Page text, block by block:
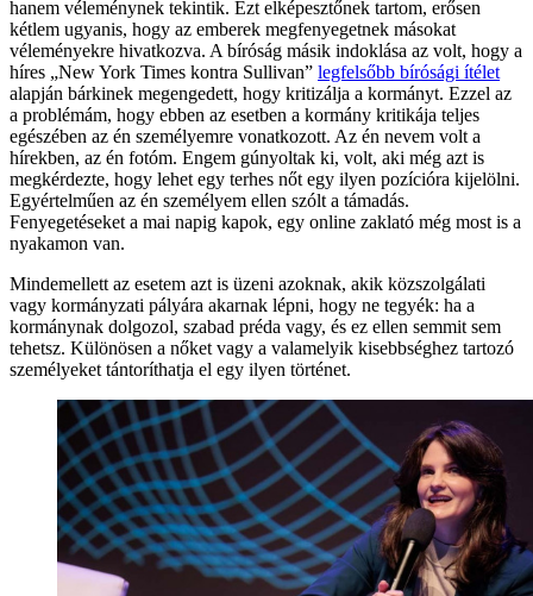
hanem véleménynek tekintik. Ezt elképesztőnek tartom, erősen
kétlem ugyanis, hogy az emberek megfenyegetnek másokat
véleményekre hivatkozva. A bíróság másik indoklása az volt, hogy a
híres „New York Times kontra Sullivan” legfelsőbb bírósági ítélet
alapján bárkinek megengedett, hogy kritizálja a kormányt. Ezzel az
a problémám, hogy ebben az esetben a kormány kritikája teljes
egészében az én személyemre vonatkozott. Az én nevem volt a
hírekben, az én fotóm. Engem gúnyoltak ki, volt, aki még azt is
megkérdezte, hogy lehet egy terhes nőt egy ilyen pozícióra kijelölni.
Egyértelműen az én személyem ellen szólt a támadás.
Fenyegetéseket a mai napig kapok, egy online zaklató még most is a
nyakamon van.
Mindemellett az esetem azt is üzeni azoknak, akik közszolgálati
vagy kormányzati pályára akarnak lépni, hogy ne tegyék: ha a
kormánynak dolgozol, szabad préda vagy, és ez ellen semmit sem
tehetsz. Különösen a nőket vagy a valamelyik kisebbséghez tartozó
személyeket tántoríthatja el egy ilyen történet.